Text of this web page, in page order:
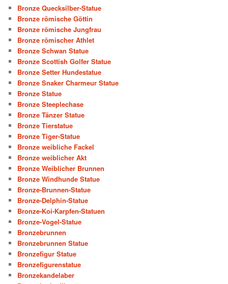
Bronze Quecksilber-Statue
Bronze römische Göttin
Bronze römische Jungfrau
Bronze römischer Athlet
Bronze Schwan Statue
Bronze Scottish Golfer Statue
Bronze Setter Hundestatue
Bronze Snaker Charmeur Statue
Bronze Statue
Bronze Steeplechase
Bronze Tänzer Statue
Bronze Tierstatue
Bronze Tiger-Statue
Bronze weibliche Fackel
Bronze weiblicher Akt
Bronze Weiblicher Brunnen
Bronze Windhunde Statue
Bronze-Brunnen-Statue
Bronze-Delphin-Statue
Bronze-Koi-Karpfen-Statuen
Bronze-Vogel-Statue
Bronzebrunnen
Bronzebrunnen Statue
Bronzefigur Statue
Bronzefigurenstatue
Bronzekandelaber